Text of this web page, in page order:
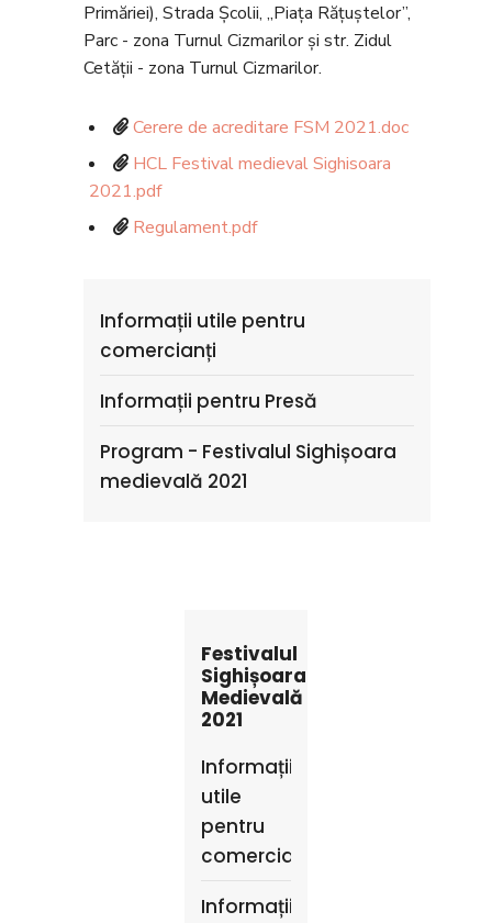
Primăriei), Strada Școlii, „Piața Rățuștelor”,
Parc - zona Turnul Cizmarilor și str. Zidul
Cetății - zona Turnul Cizmarilor.
Cerere de acreditare FSM 2021.doc
HCL Festival medieval Sighisoara
2021.pdf
Regulament.pdf
Informații utile pentru
comercianți
Informații pentru Presă
Program - Festivalul Sighișoara
medievală 2021
Festivalul
Sighișoara
Medievală
2021
Informații
utile
pentru
comercianți
Informații